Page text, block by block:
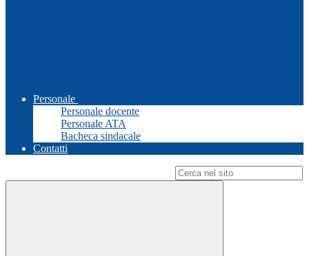
Personale
Personale docente
Personale ATA
Bacheca sindacale
Contatti